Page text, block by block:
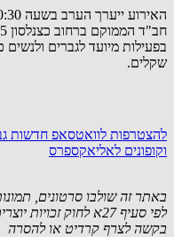
שקלים.
להצטרפות לוואטסאפ חדשות
וקופונים לאליאקספרס
באתר זה שולבו סרטונים,
לפי סעיף 27א לחוק זכויות יוצרים. במידה וידוע מי צילם
בקשה לצרף קרדיט או להסרה